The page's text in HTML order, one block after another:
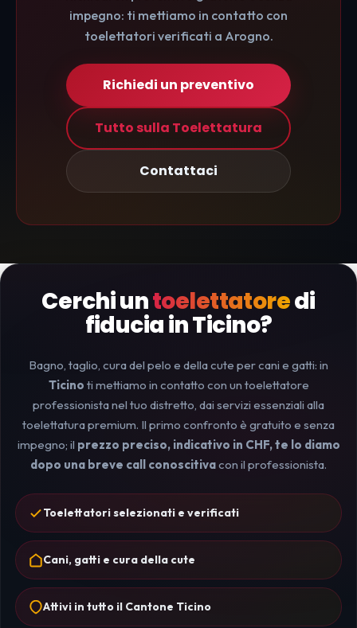
impegno: ti mettiamo in contatto con
toelettatori verificati a Arogno.
Richiedi un preventivo
Tutto sulla Toelettatura
Contattaci
Cerchi untoelettatoredi
fiducia in Ticino?
Bagno, taglio, cura del pelo e della cute per cani e gatti: in
Ticino ti mettiamo in contatto con un toelettatore
professionista nel tuo distretto, dai servizi essenziali alla
toelettatura premium. Il primo confronto è gratuito e senza
impegno; il prezzo preciso, indicativo in CHF, te lo diamo
dopo una breve call conoscitivacon il professionista.
Toelettatori selezionati e verificati
Cani, gatti e cura della cute
Attivi in tutto il Cantone Ticino